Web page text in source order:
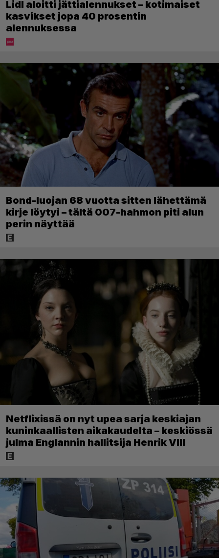
Lidl aloitti jättialennukset – kotimaiset
kasvikset jopa 40 prosentin
alennuksessa
Bond-luojan 68 vuotta sitten lähettämä
kirje löytyi – tältä 007-hahmon piti alun
perin näyttää
Netflixissä on nyt upea sarja keskiajan
kuninkaallisten aikakaudelta – keskiössä
julma Englannin hallitsija Henrik VIII